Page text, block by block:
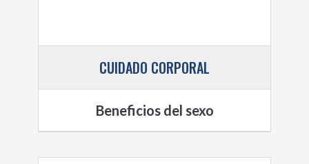
CUIDADO CORPORAL
Beneficios del sexo